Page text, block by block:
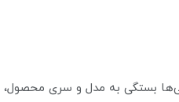
بستگی به مدل و سری محصول،